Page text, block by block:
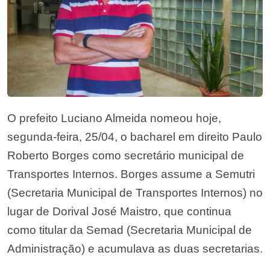
O prefeito Luciano Almeida nomeou hoje,
segunda-feira, 25/04, o bacharel em direito Paulo
Roberto Borges como secretário municipal de
Transportes Internos. Borges assume a Semutri
(Secretaria Municipal de Transportes Internos) no
lugar de Dorival José Maistro, que continua
como titular da Semad (Secretaria Municipal de
Administração) e acumulava as duas secretarias.